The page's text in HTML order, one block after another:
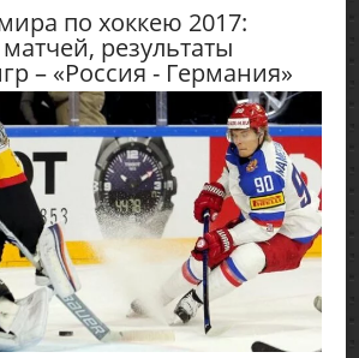
по хоккею 2017:
результаты
– «Россия - Германия»